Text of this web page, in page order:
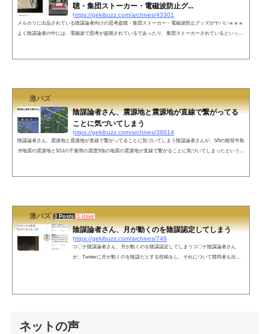
聴・集団ストーカー・電磁波防止グ...
https://gekibuzz.com/archives/43301
メルカリに出品されている陰謀論者向けの思考盗聴・集団ストーカー・電磁波防止グッズがヤバいｗｗｗ
よく陰謀論者の中には、電磁波で思考が盗聴されているであったり、集団ストーカーされているといった
激バズ
陰謀論者さん、震源地と震源地が直線で繋がってる
ことに気づいてしまう
https://gekibuzz.com/archives/38814
陰謀論者さん、震源地と震源地が直線で繋がってることに気づいてしまう陰謀論者さんが、5/5の能登半島
沖地震の震源地と5/11の千葉県の震度5強の地震の震源地が直線で繋がることに気づいてしまったという投
激バズ 3 Posts 1 User
陰謀論者さん、月が動くのを陰謀認定してしまう
https://gekibuzz.com/archives/749
コ〇ナ陰謀論者さん、月が動くのを陰謀認定してしまうコ〇ナ陰謀論者さん
が、Twitterに月が動くのを陰謀だとする投稿をし、それについて賛同者も出て
ネットの声